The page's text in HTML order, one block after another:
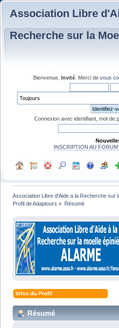
Association Libre
Recherche sur la
Bienvenue, Invité . Merci de vous
Connexion avec identifiant, mot de
INSCRIPTION AU
Association Libre d'Aide a la Recherche sur
Profil de Adaptours » Résumé
Infos du Profil
Résumé